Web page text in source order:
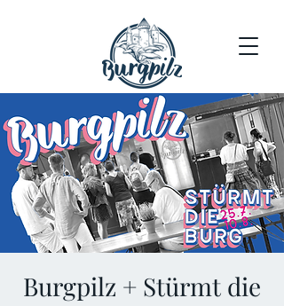
Burgpilz + Stürmt die